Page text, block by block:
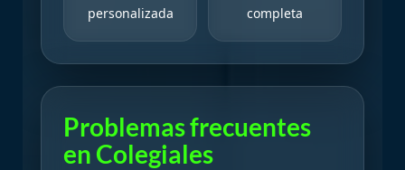
personalizada
completa
Problemas frecuentes
en Colegiales